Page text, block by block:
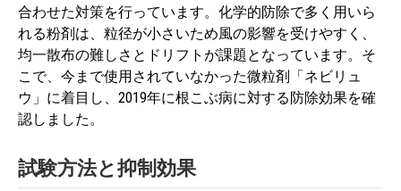
合わせた対策を行っています。化学的防除で多く用いら
れる粉剤は、粒径が小さいため風の影響を受けやすく、
均一散布の難しさとドリフトが課題となっています。そ
こで、今まで使用されていなかった微粒剤「ネビリュ
ウ」に着目し、2019年に根こぶ病に対する防除効果を確
認しました。
試験方法と抑制効果